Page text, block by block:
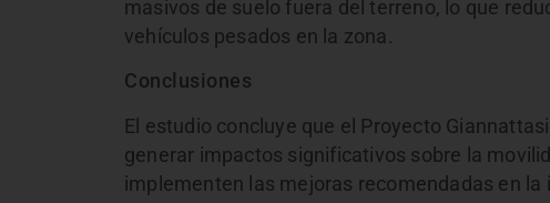
masivos de suelo fuera del terreno, lo que
vehículos pesados en la zona.
Conclusiones
El estudio concluye que el Proyecto
generar impactos significativos sobre la
implementen las mejoras recomendadas en